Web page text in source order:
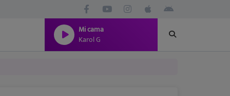
Mi cama
Karol G